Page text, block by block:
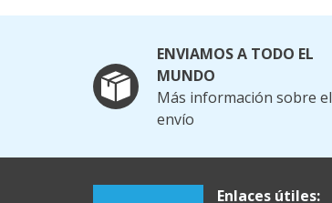
ENVIAMOS A TODO EL
MUNDO
Más información sobre el
envío
Enlaces útiles: